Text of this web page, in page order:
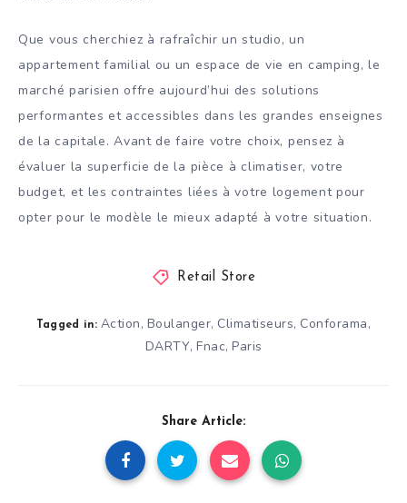
Que vous cherchiez à rafraîchir un studio, un
appartement familial ou un espace de vie en camping, le
marché parisien offre aujourd’hui des solutions
performantes et accessibles dans les grandes enseignes
de la capitale. Avant de faire votre choix, pensez à
évaluer la superficie de la pièce à climatiser, votre
budget, et les contraintes liées à votre logement pour
opter pour le modèle le mieux adapté à votre situation.
Retail Store
Tagged in: Action, Boulanger, Climatiseurs, Conforama,
DARTY, Fnac, Paris
Share Article: